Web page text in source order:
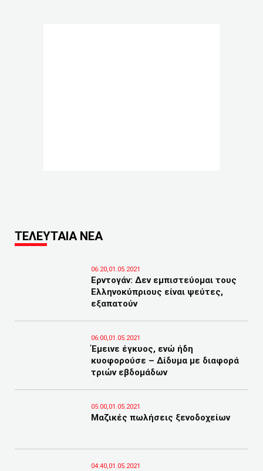
ΤΕΛΕΥΤΑΙΑ ΝΕΑ
06:20,01.05.2021
Ερντογάν: Δεν εμπιστεύομαι τους
Ελληνοκύπριους είναι ψεύτες,
εξαπατούν
06:00,01.05.2021
Έμεινε έγκυος, ενώ ήδη
κυοφορούσε – Δίδυμα με διαφορά
τριών εβδομάδων
05:00,01.05.2021
Μαζικές πωλήσεις ξενοδοχείων
04:40,01.05.2021